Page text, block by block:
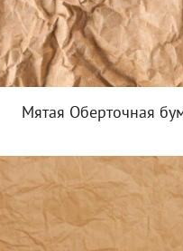
Мятая Оберточная